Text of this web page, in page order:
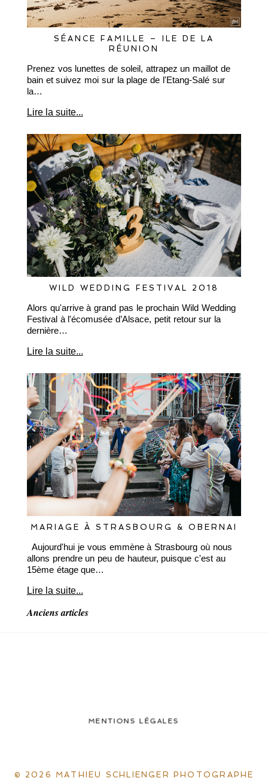
SÉANCE FAMILLE – ILE DE LA
RÉUNION
Prenez vos lunettes de soleil, attrapez un maillot de
bain et suivez moi sur la plage de l'Etang-Salé sur
la…
Lire la suite...
WILD WEDDING FESTIVAL 2018
Alors qu'arrive à grand pas le prochain Wild Wedding
Festival à l'écomusée d’Alsace, petit retour sur la
dernière…
Lire la suite...
MARIAGE À STRASBOURG & OBERNAI
Aujourd'hui je vous emmène à Strasbourg où nous
allons prendre un peu de hauteur, puisque c'est au
15ème étage que…
Lire la suite...
Anciens articles
MENTIONS LÉGALES
© 2026 MATHIEU SCHLIENGER PHOTOGRAPHE